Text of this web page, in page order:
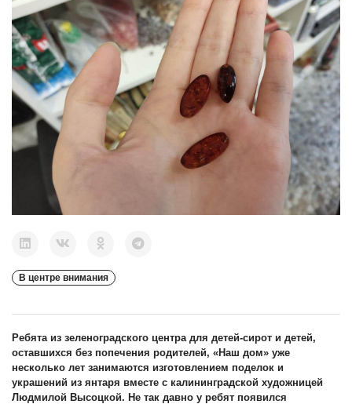
В центре внимания
Ребята из зеленоградского центра для детей-сирот и детей,
оставшихся без попечения родителей, «Наш дом» уже
несколько лет занимаются изготовлением поделок и
украшений из янтаря вместе с калининградской художницей
Людмилой Высоцкой. Не так давно у ребят появился